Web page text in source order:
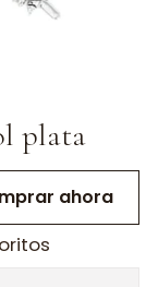
plata
ahora